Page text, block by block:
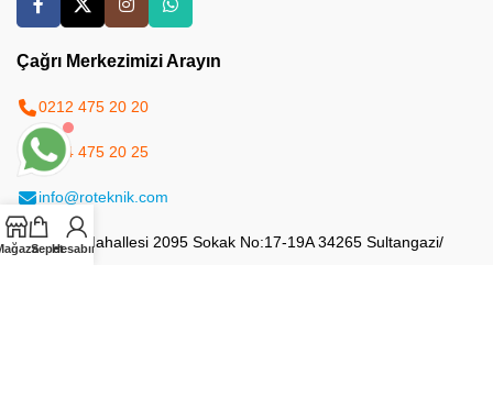
Çağrı Merkezimizi Arayın
0212 475 20 20
0544 475 20 25
info@roteknik.com
50.Yıl Mahallesi 2095 Sokak No:17-19A 34265 Sultangazi/
SepetHesabım